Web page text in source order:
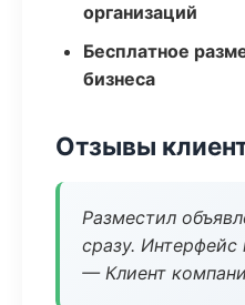
организаций
Бесплатное
бизнеса
Отзывы
Разместил
сразу. Интерфейс
— Клиент